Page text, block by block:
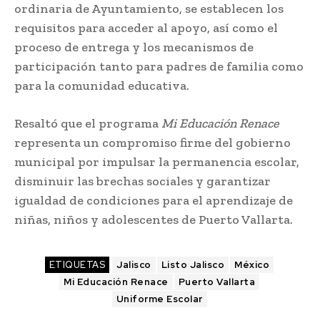
ordinaria de Ayuntamiento, se establecen los
requisitos para acceder al apoyo, así como el
proceso de entrega y los mecanismos de
participación tanto para padres de familia como
para la comunidad educativa.
Resaltó que el programa Mi Educación Renace
representa un compromiso firme del gobierno
municipal por impulsar la permanencia escolar,
disminuir las brechas sociales y garantizar
igualdad de condiciones para el aprendizaje de
niñas, niños y adolescentes de Puerto Vallarta.
ETIQUETAS Jalisco Listo Jalisco
México
Mi Educación Renace
Puerto Vallarta
Uniforme Escolar